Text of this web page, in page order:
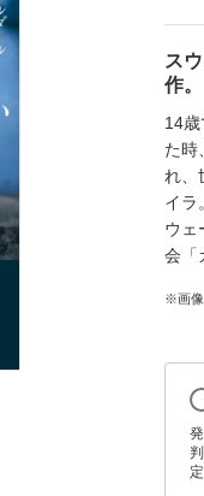
ス
作。
14
た時
れ、
イラ
ウェ
会「
※画像